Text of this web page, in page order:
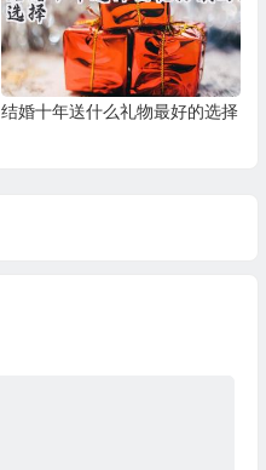
结婚十年送什么礼物最好的选择